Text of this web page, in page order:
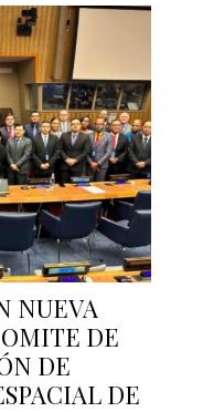
NUEVA
DE
DE
DE